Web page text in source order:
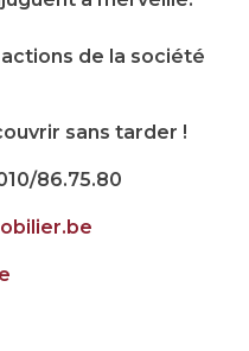
de la société
sans tarder !
86.75.80